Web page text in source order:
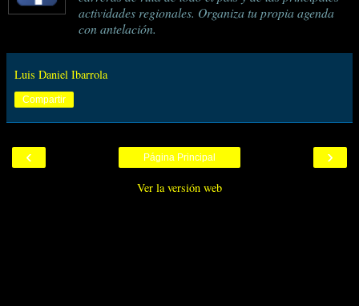
actividades regionales. Organiza tu propia agenda
con antelación.
Luis Daniel Ibarrola
Compartir
‹ ›
Página Principal
Ver la versión web